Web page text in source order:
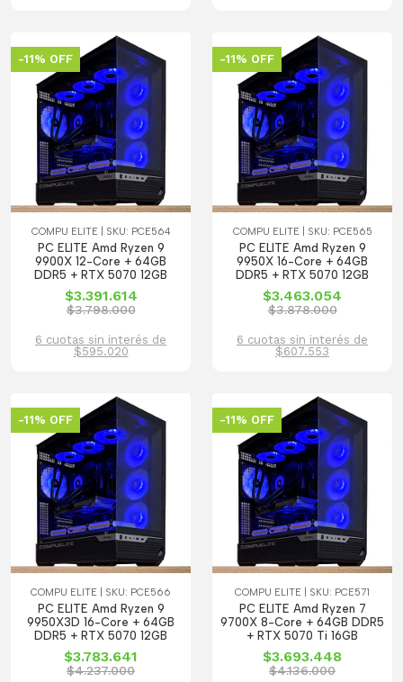
-11% OFF
COMPU ELITE | SKU: PCE564
PC ELITE Amd Ryzen 9
9900X 12-Core + 64GB
DDR5 + RTX 5070 12GB
$3.391.614
$3.798.000
6 cuotas sin interés de
$595.020
-11% OFF
COMPU ELITE | SKU: PCE565
PC ELITE Amd Ryzen 9
9950X 16-Core + 64GB
DDR5 + RTX 5070 12GB
$3.463.054
$3.878.000
6 cuotas sin interés de
$607.553
-11% OFF
COMPU ELITE | SKU: PCE566
PC ELITE Amd Ryzen 9
9950X3D 16-Core + 64GB
DDR5 + RTX 5070 12GB
$3.783.641
$4.237.000
-11% OFF
COMPU ELITE | SKU: PCE571
PC ELITE Amd Ryzen 7
9700X 8-Core + 64GB DDR5
+ RTX 5070 Ti 16GB
$3.693.448
$4.136.000